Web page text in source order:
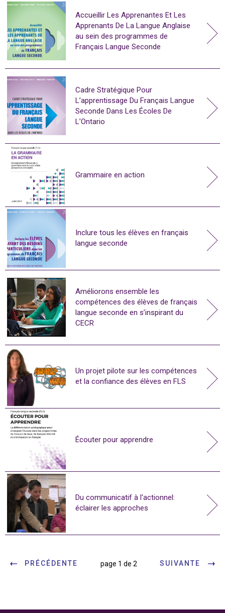
Accueillir Les Apprenantes Et Les
Apprenants De La Langue Anglaise
au sein des programmes de
Français Langue Seconde
Cadre Stratégique Pour
L’apprentissage Du Français Langue
Seconde Dans Les Écoles De
L’Ontario
Grammaire en action
Inclure tous les élèves en français
langue seconde
Améliorons ensemble les
compétences des élèves de français
langue seconde en s’inspirant du
CECR
Un projet pilote sur les compétences
et la confiance des élèves en FLS
Écouter pour apprendre
Du communicatif à l'actionnel:
éclairer les approches
PRÉCÉDENTE page 1 de 2 SUIVANTE